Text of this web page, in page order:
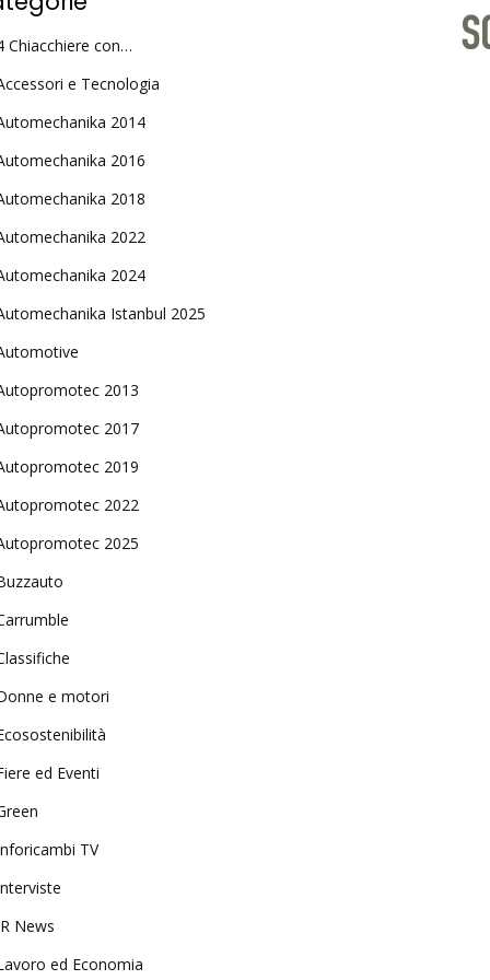
Chiacchiere con…
e Tecnologia
2014
2016
2018
2022
2024
Istanbul 2025
2013
2017
2019
2022
2025
e motori
ed Eventi
TV
News
ed Economia